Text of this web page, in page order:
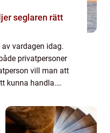
av vardagen idag.
privatpersoner
vill man att
kunna handla.
Detta blir s...